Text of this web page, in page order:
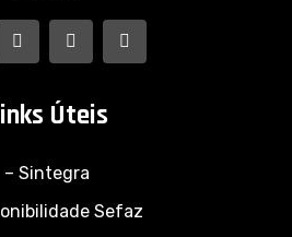
Úteis
– Sintegra
Sefaz